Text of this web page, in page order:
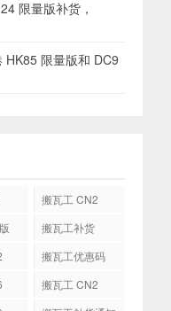
限量版补货，
HK85 限量版和 DC9
搬瓦工 CN2
搬瓦工补货
搬瓦工优惠码
搬瓦工 CN2